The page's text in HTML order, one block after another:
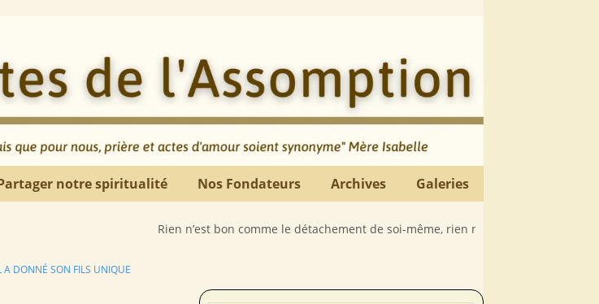
notre spiritualité Nos Fondateurs Archives Galeries
Rien n’est bon comme le détachement de soi-même, rien n’est déplorable comme la
DONNÉ SON FILS UNIQUE